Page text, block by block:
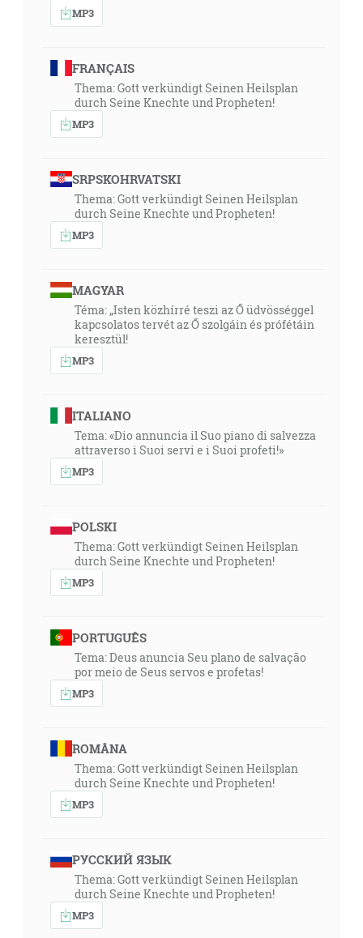
MP3
FRANÇAIS
Thema: Gott verkündigt Seinen Heilsplan
durch Seine Knechte und Propheten!
MP3
SRPSKOHRVATSKI
Thema: Gott verkündigt Seinen Heilsplan
durch Seine Knechte und Propheten!
MP3
MAGYAR
Téma: „Isten közhírré teszi az Ő üdvösséggel
kapcsolatos tervét az Ő szolgáin és prófétáin
keresztül!
MP3
ITALIANO
Tema: «Dio annuncia il Suo piano di salvezza
attraverso i Suoi servi e i Suoi profeti!»
MP3
POLSKI
Thema: Gott verkündigt Seinen Heilsplan
durch Seine Knechte und Propheten!
MP3
PORTUGUÊS
Tema: Deus anuncia Seu plano de salvação
por meio de Seus servos e profetas!
MP3
ROMÂNA
Thema: Gott verkündigt Seinen Heilsplan
durch Seine Knechte und Propheten!
MP3
РУССКИЙ ЯЗЫК
Thema: Gott verkündigt Seinen Heilsplan
durch Seine Knechte und Propheten!
MP3